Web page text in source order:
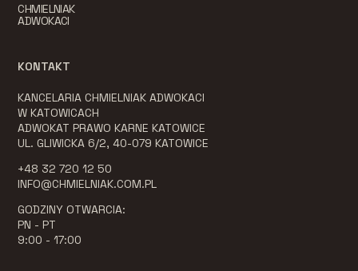
CHMIELNIAK
ADWOKACI
KONTAKT
KANCELARIA CHMIELNIAK ADWOKACI
W KATOWICACH
ADWOKAT PRAWO KARNE KATOWICE
UL. GLIWICKA 6/2, 40-079 KATOWICE
+48 32 720 12 50
INFO@CHMIELNIAK.COM.PL
GODZINY OTWARCIA:
PN - PT
9:00 - 17:00